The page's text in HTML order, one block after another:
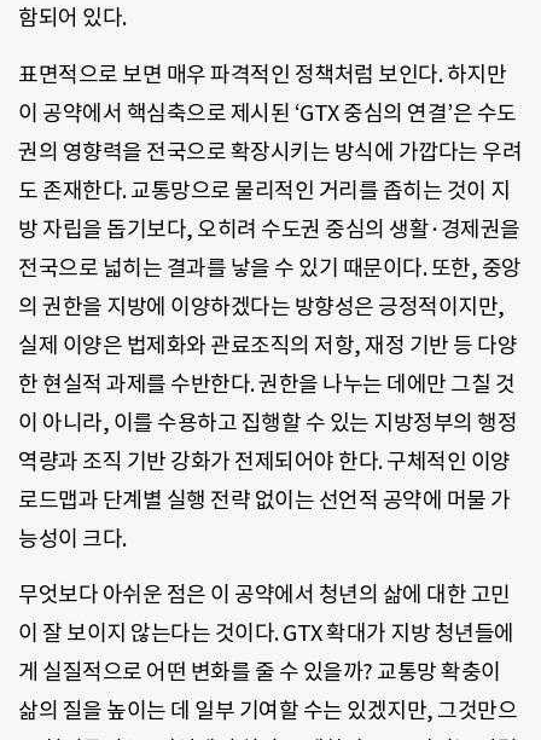
함되어 있다.
표면적으로 보면 매우 파격적인 정책처럼 보인다. 하지만
이 공약에서 핵심축으로 제시된 ‘GTX 중심의 연결’은 수도
권의 영향력을 전국으로 확장시키는 방식에 가깝다는 우려
도 존재한다. 교통망으로 물리적인 거리를 좁히는 것이 지
방 자립을 돕기보다, 오히려 수도권 중심의 생활·경제권을
전국으로 넓히는 결과를 낳을 수 있기 때문이다. 또한, 중앙
의 권한을 지방에 이양하겠다는 방향성은 긍정적이지만,
실제 이양은 법제화와 관료조직의 저항, 재정 기반 등 다양
한 현실적 과제를 수반한다. 권한을 나누는 데에만 그칠 것
이 아니라, 이를 수용하고 집행할 수 있는 지방정부의 행정
역량과 조직 기반 강화가 전제되어야 한다. 구체적인 이양
로드맵과 단계별 실행 전략 없이는 선언적 공약에 머물 가
능성이 크다.
무엇보다 아쉬운 점은 이 공약에서 청년의 삶에 대한 고민
이 잘 보이지 않는다는 것이다. GTX 확대가 지방 청년들에
게 실질적으로 어떤 변화를 줄 수 있을까? 교통망 확충이
삶의 질을 높이는 데 일부 기여할 수는 있겠지만, 그것만으